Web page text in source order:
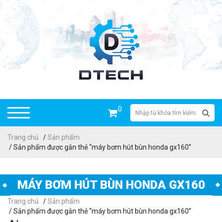
0
Trang chủ /Sản phẩm
/ Sản phẩm được gắn thẻ “máy bơm hút bùn honda gx160”
MÁY BƠM HÚT BÙN HONDA GX160
Trang chủ /Sản phẩm
/ Sản phẩm được gắn thẻ “máy bơm hút bùn honda gx160”